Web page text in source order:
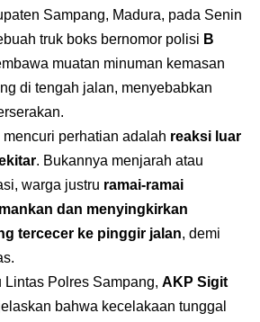
Sampang, Madura, pada Senin
truk boks bernomor polisi B
muatan minuman kemasan
di tengah jalan, menyebabkan
perhatian adalah reaksi luar
. Bukannya menjarah atau
warga justru ramai-ramai
dan menyingkirkan
tercecer ke pinggir jalan, demi
Lintas Polres Sampang, AKP Sigit
bahwa kecelakaan tunggal